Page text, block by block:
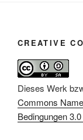
CREATIVE
Dieses Werk
Commons
Bedingungen